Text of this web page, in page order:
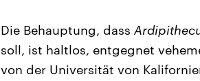
Die Behauptung, dass
soll, ist haltlos, entgegnet
von der Universität von